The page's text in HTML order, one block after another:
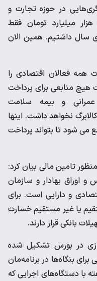
در حوزه تجارت و
مالیات اتفاق افتاد. نزدیک به ۳۰ هزار میلیارد تومان فقط
سال داشتیم. همین الان
همه فعالان اقتصادی را
هیچ منابعی برای پرداخت
عمرانی و بیمه سلامت
نخواهد داشت. اینها
شود تا بتواند پرداخت
منظور تامین مالی بیان کرد:
اوراق بهادار و سازمان
و دارایی است. برای
یا غیر مستقیم خسارت
بانکی قرار دارند.
در بورس تشکیل شده
بنگاه‌ها در برنامه‌مان
با دستگاه‌های اجرایی که